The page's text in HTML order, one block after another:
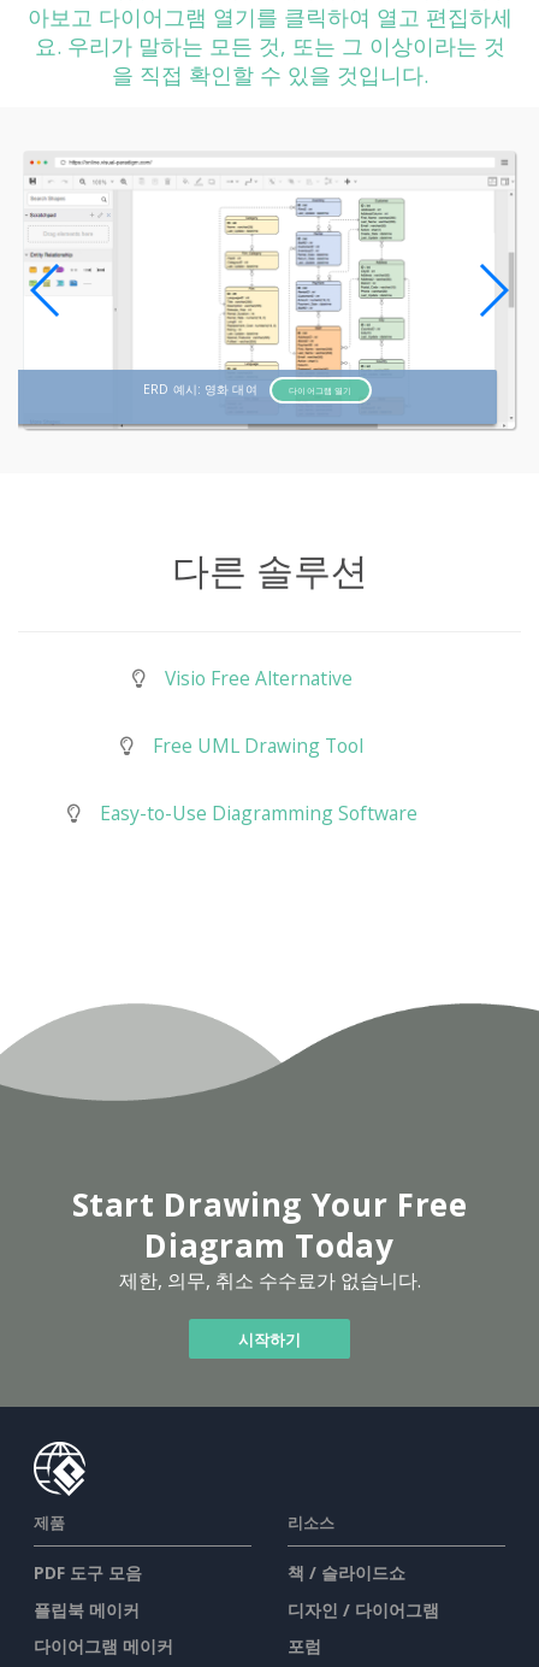
아보고 다이어그램 열기를 클릭하여 열고 편집하세
요. 우리가 말하는 모든 것, 또는 그 이상이라는 것
을 직접 확인할 수 있을 것입니다.
ERD 예시: 영화 대여 다이어그램 열기
다른 솔루션
Visio Free Alternative
Free UML Drawing Tool
Easy-to-Use Diagramming Software
Start Drawing Your Free
Diagram Today
제한, 의무, 취소 수수료가 없습니다.
시작하기
제품
PDF 도구 모음
플립북 메이커
다이어그램 메이커
리소스
책 / 슬라이드쇼
디자인 / 다이어그램
포럼